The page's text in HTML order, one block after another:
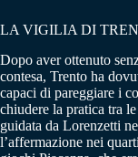
LA VIGILIA DI
Dopo aver ottenuto
contesa, Trento ha
capaci di pareggiare i
chiudere la pratica tra
guidata da Lorenzetti
l’affermazione nei